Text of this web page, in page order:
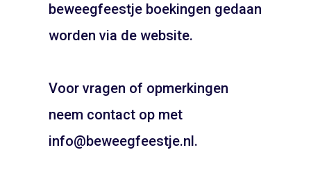
ADD TO CART
JOUW FEESTJE IN
SINTERKLAAS OF KERST
Pietentraining, Pakjes bezorgen? Het kan allemaal!
06 21 89 71 85
beweegfeestje boekingen gedaan
worden via de website.
Voor vragen of opmerkingen
neem contact op met
info@beweegfeestje.nl.